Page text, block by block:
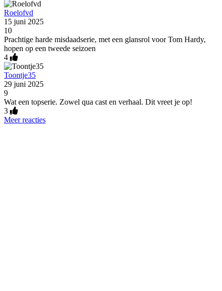
Roelofvd
15 juni 2025
10
Prachtige harde misdaadserie, met een glansrol voor Tom Hardy,
hopen op een tweede seizoen
4
Toontje35
29 juni 2025
9
Wat een topserie. Zowel qua cast en verhaal. Dit vreet je op!
3
Meer reacties